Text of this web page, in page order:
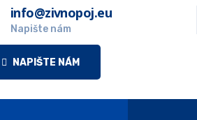
info@zivnopoj.eu
Napište nám
NAPIŠTE NÁM